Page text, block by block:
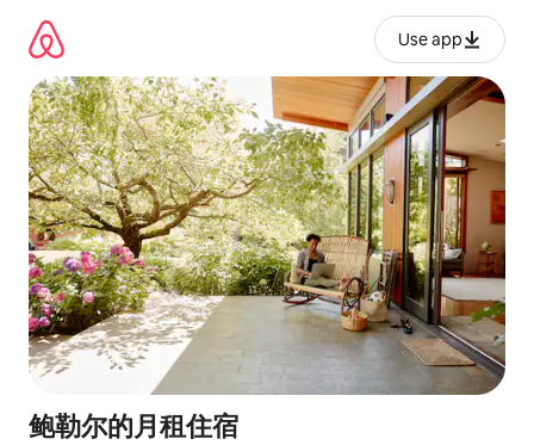
Use app
鲍勒尔的月租住宿